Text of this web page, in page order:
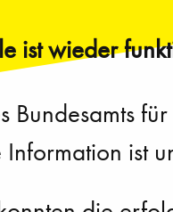
ist wieder
Bundesamts
ist